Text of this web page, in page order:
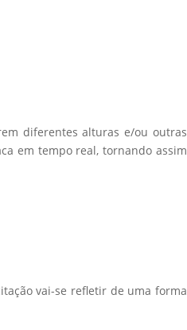
diferentes alturas e/ou outras
em tempo real, tornando assim
vai-se refletir de uma forma